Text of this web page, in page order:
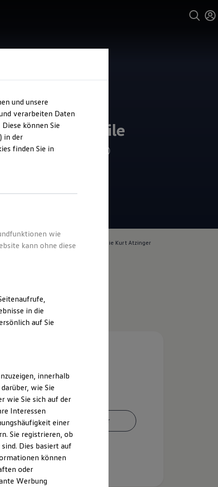
Automobile
4.9| 145 Bewertungen
für die Inhalte auf dieser Seite ist die Kurt Atzinger
Ansprechpartner
und unsere
verarbeiten Daten
können Sie
in der
finden Sie in
wie
kann ohne diese
in die
auf Sie
innerhalb
wie Sie
wie Sie sich auf der
Interessen
einer
Sie registrieren, ob
Dies basiert auf
können
oder
Werbung